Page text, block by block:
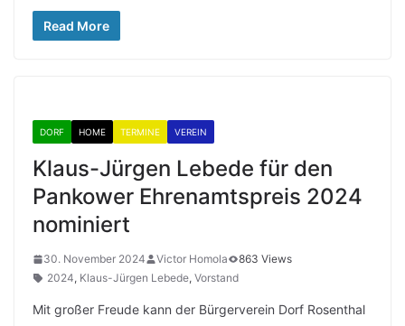
Read More
DORF HOME TERMINE VEREIN
Klaus-Jürgen Lebede für den
Pankower Ehrenamtspreis 2024
nominiert
30. November 2024 Victor Homola
863 Views
2024, Klaus-Jürgen Lebede, Vorstand
Mit großer Freude kann der Bürgerverein Dorf Rosenthal